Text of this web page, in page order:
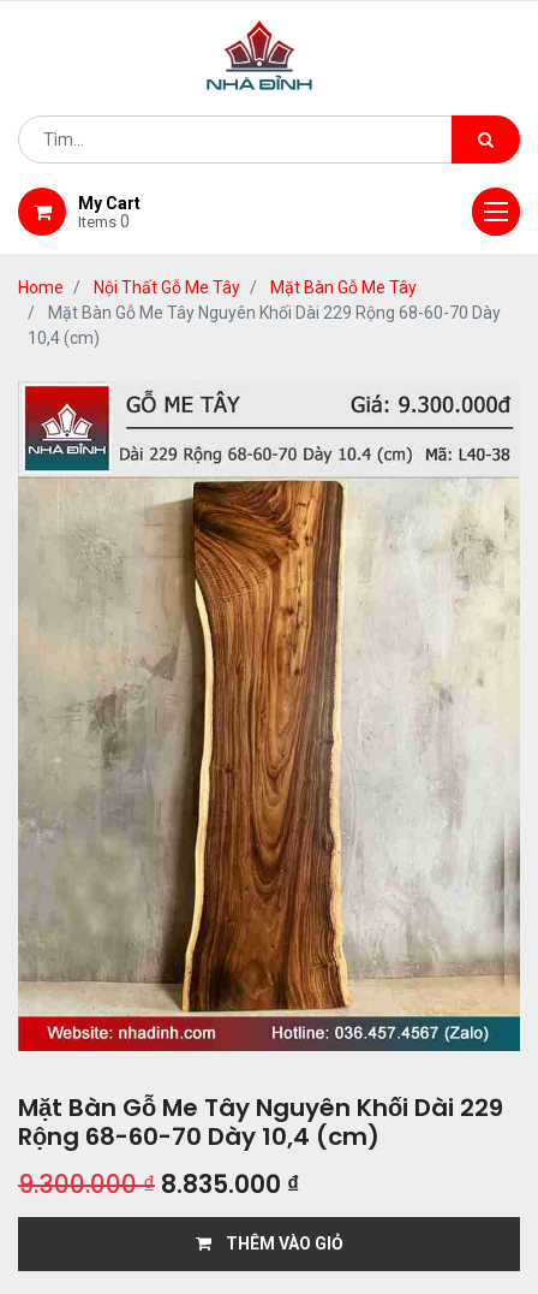
My Cart
Items 0
Home Nội Thất Gỗ Me Tây
Mặt Bàn Gỗ Me Tây
Mặt Bàn Gỗ Me Tây Nguyên Khối Dài 229 Rộng 68-60-70 Dày
10,4 (cm)
Mặt Bàn Gỗ Me Tây Nguyên Khối Dài 229
Rộng 68-60-70 Dày 10,4 (cm)
9.300.000₫ 8.835.000 ₫
THÊM VÀO GIỎ